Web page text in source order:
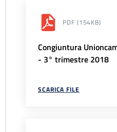
PDF (154KB)
Congiuntura
- 3° trimestre 2018
SCARICA FILE